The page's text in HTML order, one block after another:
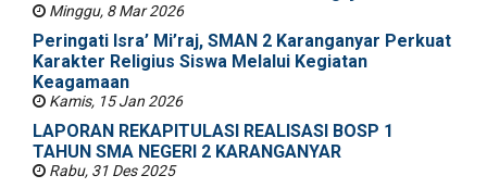
Minggu, 8 Mar 2026
Peringati Isra’ Mi’raj, SMAN 2 Karanganyar Perkuat
Karakter Religius Siswa Melalui Kegiatan
Keagamaan
Kamis, 15 Jan 2026
LAPORAN REKAPITULASI REALISASI BOSP 1
TAHUN SMA NEGERI 2 KARANGANYAR
Rabu, 31 Des 2025